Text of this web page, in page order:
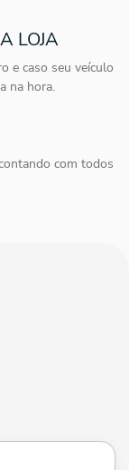
LOJA
e caso seu veículo
na hora.
com todos